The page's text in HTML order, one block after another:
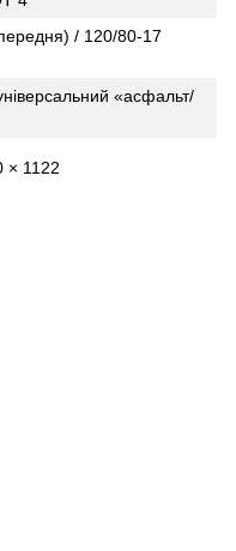
/ 120/80-17
«асфальт/
× 1122